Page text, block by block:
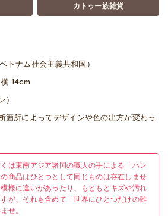
カトゥー族雑貨
トナム社会主義共和国）
14cm
）
箇所によってデザインや色の出方が変わっ
は東南アジア諸国の職人の手による「ハン
商品はひとつとして同じものは存在しませ
様に違いがあったり、もともとキズや汚れ
が、それも含めて「世界にひとつだけの雑
せ。